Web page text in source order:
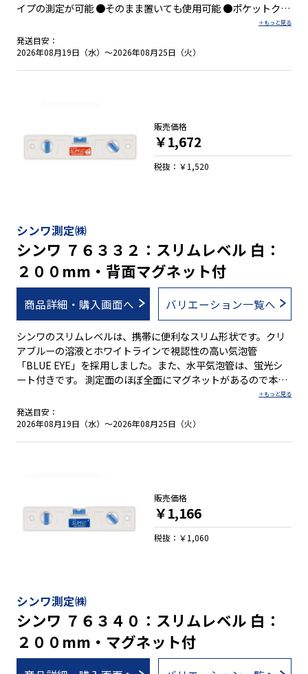
イプの測定が可能 ●そのまま置いても使用可能 ●ポケットクリ
ップ付で携帯にも便利 ●視認性バツグンのBLUE EYE採用 ●蛍
光シート付水平気泡管
発送目安：
2026年08月19日（水）～2026年08月25日（火）
シンワ測定㈱
シンワ ７６３３２：スリムレベル 白：
２００mm・背面マグネット付
商品詳細・購入画面へ バリエーション一覧へ
シンワのスリムレベルは、携帯に便利なスリム形状です。クリ
アブルーの溶液とホワイトラインで視認性の高い気泡管
「BLUE EYE」を採用しました。また、水平気泡管は、蛍光シ
ート付きです。 測定面のほぼ全面にマグネットがあるので本体
を鉄板などにしっかりと付けることができます。背面にもマグ
ネットが付いていて、エアコン壁掛け金具の位置出しなどに便
利です。 ●携帯に便利なスリム形状 ●測定面のほぼ全面にマグ
発送目安：
2026年08月19日（水）～2026年08月25日（火）
販売価格
￥1,672
税抜：￥1,520
シンワ測定㈱
シンワ ７６３４０：スリムレベル 白：
２００mm・マグネット付
販売価格
￥1,166
税抜：￥1,060